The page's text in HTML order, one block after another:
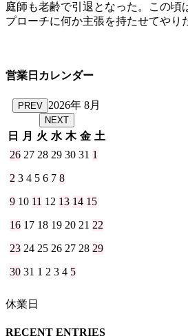
庭師も老齢で引退となった。この
プローチに何か主張を持たせてやり
営業日カレンダー
PREV 2026年 8月
NEXT
日 月 火 水 木 金 土
26 27 28 29 30 31 1
2 3 4 5 6 7 8
9 10 11 12 13 14 15
16 17 18 19 20 21 22
23 24 25 26 27 28 29
30 31 1 2 3 4 5
休業日
RECENT ENTRIES